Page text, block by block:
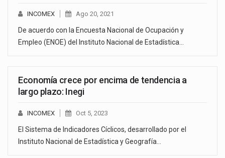
INCOMEX Ago 20, 2021
De acuerdo con la Encuesta Nacional de Ocupación y
Empleo (ENOE) del Instituto Nacional de Estadística…
Economía crece por encima de tendencia a
largo plazo: Inegi
INCOMEX Oct 5, 2023
El Sistema de Indicadores Cíclicos, desarrollado por el
Instituto Nacional de Estadística y Geografía…